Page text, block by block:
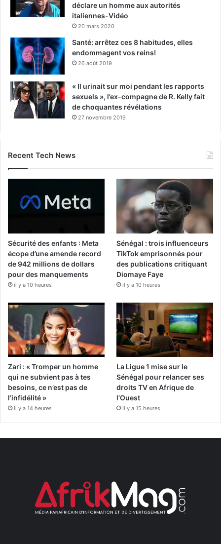
déclare un homme aux autorités
italiennes-Vidéo
20 mars 2020
Santé: arrêtez ces 8 habitudes, elles
endommagent vos reins!
26 août 2019
« Il urinait sur moi pendant les rapports
sexuels », l’ex-compagne de R. Kelly fait
de choquantes révélations
27 novembre 2019
Recent Tech News
Sécurité des enfants : Meta
écope d’une amende record
de 942 millions de dollars
pour des manquements
il y a 10 heures
Sénégal : trois influenceurs
TikTok emprisonnés pour
des publications critiquant
Diomaye Faye
il y a 10 heures
Zari : « Tromper un homme
qui ne subvient pas à tes
besoins, ce n’est pas de
l’infidélité »
il y a 14 heures
La Ligue 1 mise sur le
Sénégal pour relancer ses
droits TV en Afrique de
l’Ouest
il y a 15 heures